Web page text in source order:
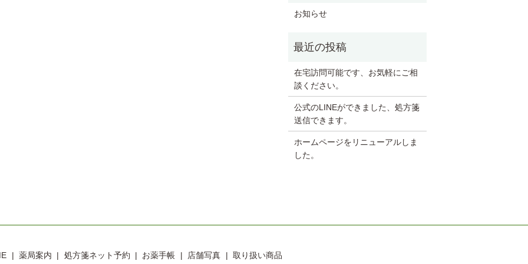
お知らせ
在宅訪問可能です、お気軽にご相
談ください。
公式のLINEができました、処方箋
送信できます。
ホームページをリニューアルしま
した。
薬局案内 処方箋ネット予約 お薬手帳 店舗写真 取り扱い商品